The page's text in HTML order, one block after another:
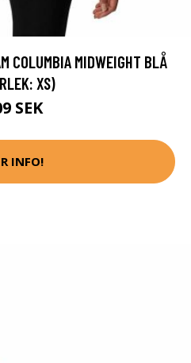
COLUMBIA MIDWEIGHT BLÅ
XS)
SEK
INFO!